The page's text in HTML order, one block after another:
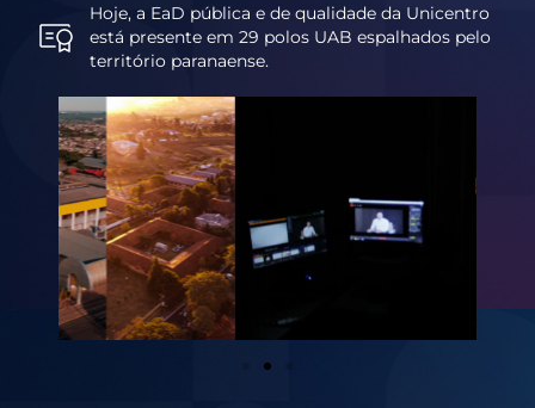
Hoje, a EaD pública e de qualidade da Unicentro
está presente em 29 polos UAB espalhados pelo
território paranaense.